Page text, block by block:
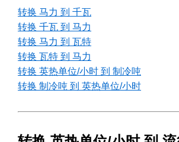
转换 马力 到 千瓦
转换 千瓦 到 马力
转换 马力 到 瓦特
转换 瓦特 到 马力
转换 英热单位/小时 到 制冷吨
转换 制冷吨 到 英热单位/小时